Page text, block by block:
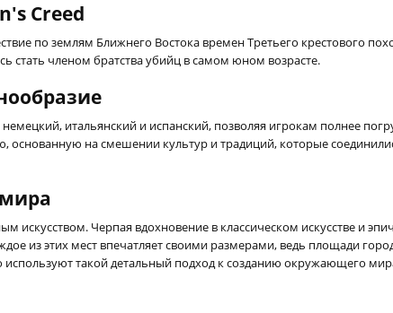
Creed
по землям Ближнего Востока времен Третьего крестового
стать членом братства убийц в самом юном возрасте.
итальянский и испанский, позволяя игрокам полнее
основанную на смешении культур и традиций, которые
искусством. Черпая вдохновение в классическом искусстве и
из этих мест впечатляет своими размерами, ведь площади
такой детальный подход к созданию окружающего